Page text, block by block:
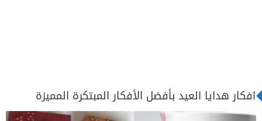
افكار هدايا العيد بأفضل الأفكار المبتكرة المميزة